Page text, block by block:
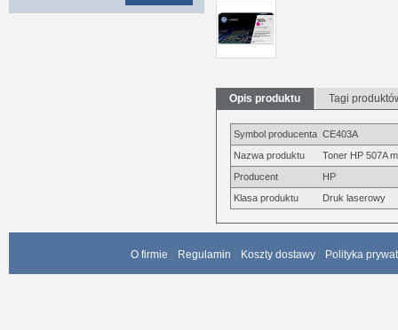
Opis produktu Tagi
Symbol producenta CE403A
Nazwa produktu
Toner HP 507A
Producent
HP
Klasa produktu
Druk laserowy
O firmie Regulamin Koszty dostawy Polityka